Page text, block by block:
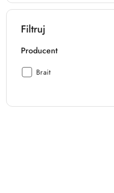
Filtruj
Producent
Producent:
Brait